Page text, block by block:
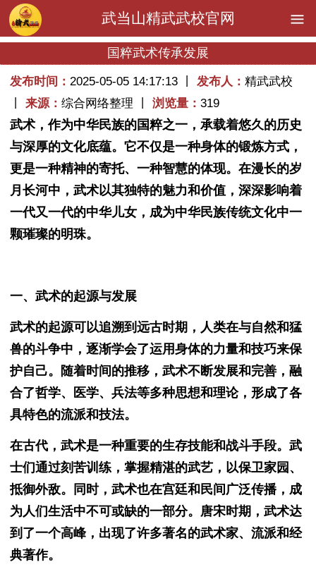
武当山精武武校官网
国粹武术传承发展
发布时间： 2025-05-05 14:17:13 丨 发布人： 精武武校
来源： 综合网络整理 丨 浏览量： 319
武术，作为中华民族的国粹之一，承载着悠久的历史
与深厚的文化底蕴。它不仅是一种身体的锻炼方式，
更是一种精神的寄托、一种智慧的体现。在漫长的岁
月长河中，武术以其独特的魅力和价值，深深影响着
一代又一代的中华儿女，成为中华民族传统文化中一
颗璀璨的明珠。
一、武术的起源与发展
武术的起源可以追溯到远古时期，人类在与自然和猛
兽的斗争中，逐渐学会了运用身体的力量和技巧来保
护自己。随着时间的推移，武术不断发展和完善，融
合了哲学、医学、兵法等多种思想和理论，形成了各
具特色的流派和技法。
在古代，武术是一种重要的生存技能和战斗手段。武
士们通过刻苦训练，掌握精湛的武艺，以保卫家园、
抵御外敌。同时，武术也在宫廷和民间广泛传播，成
为人们生活中不可或缺的一部分。唐宋时期，武术达
到了一个高峰，出现了许多著名的武术家、流派和经
典著作。